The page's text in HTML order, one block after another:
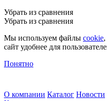
Убрать из сравнения
Убрать из сравнения
Мы используем файлы cookie
сайт удобнее для
Понятно
О компании Каталог Новости